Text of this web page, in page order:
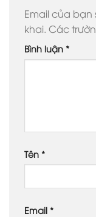
Email của bạn
khai. Các
Bình luận *
Tên *
Email *